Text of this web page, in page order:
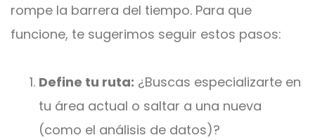
rompe la barrera del tiempo. Para que
funcione, te sugerimos seguir estos pasos:
Define tu ruta: ¿Buscas especializarte en
tu área actual o saltar a una nueva
(como el análisis de datos)?